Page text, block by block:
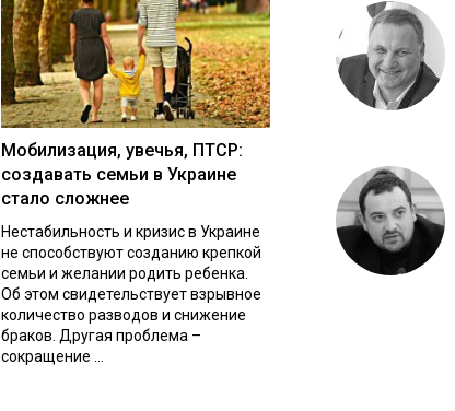
Мобилизация, увечья, ПТСР:
создавать семьи в Украине
стало сложнее
Нестабильность и кризис в Украине
не способствуют созданию крепкой
семьи и желании родить ребенка.
Об этом свидетельствует взрывное
количество разводов и снижение
браков. Другая проблема –
сокращение ...